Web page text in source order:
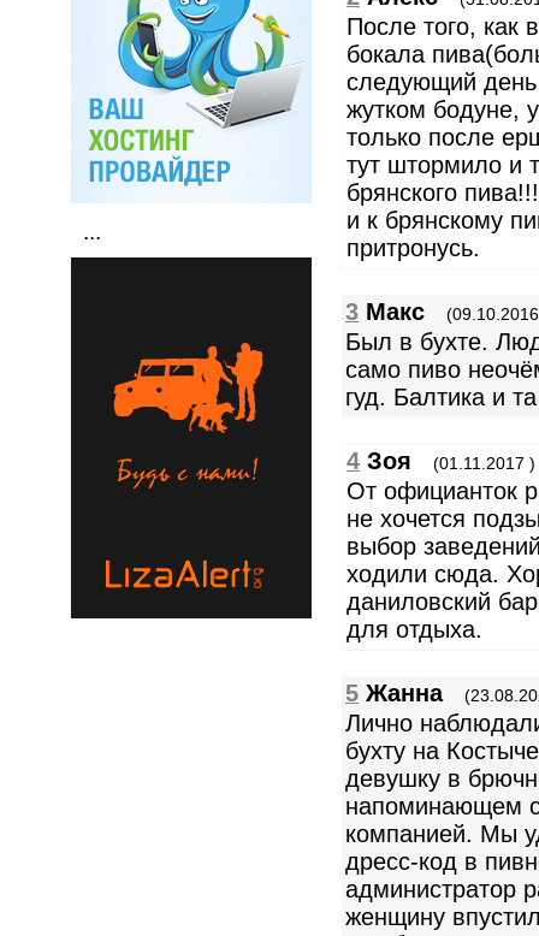
...
После того, как
бокала
следующий
жутком бодуне,
только после
тут штормило и
брянского
и к брянскому
притронусь.
3 Макс
Был в бухте.
само пиво
гуд. Балтика и
4 Зоя (01.11.2017 )
От официанток
не хочется
выбор
ходили сюда.
даниловский
для отдыха.
5 Жанна
Лично
бухту на
девушку в
напоминающем
компанией. Мы
дресс-код в
администратор
женщину